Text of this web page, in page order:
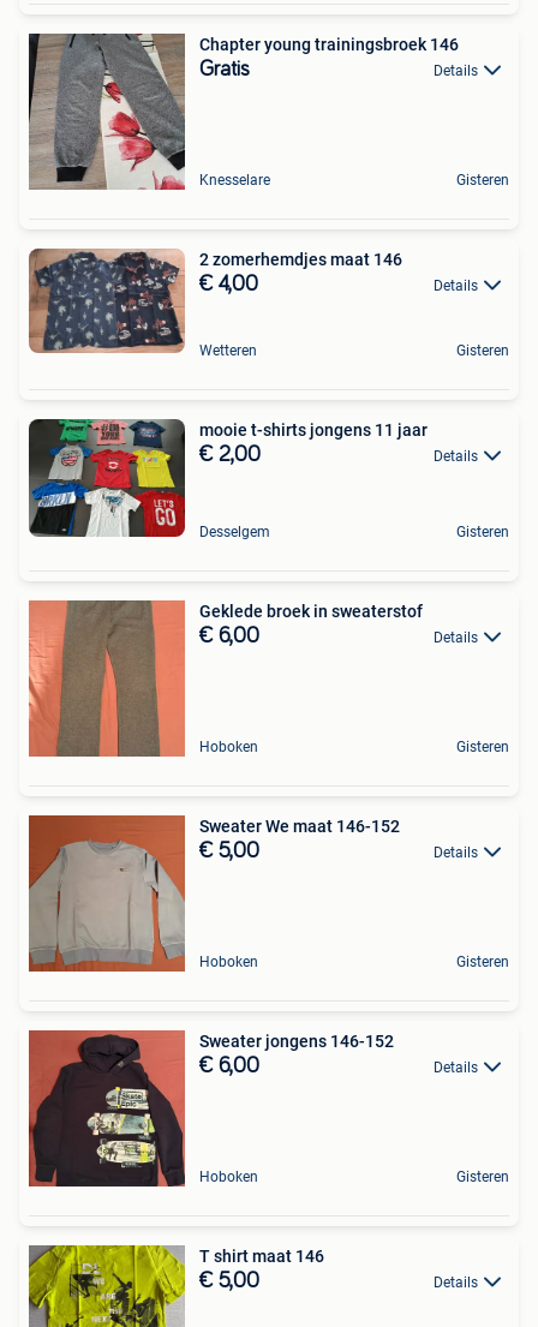
Chapter young trainingsbroek 146
Gratis Details
Knesselare Gisteren
2 zomerhemdjes maat 146
€ 4,00 Details
Wetteren Gisteren
mooie t-shirts jongens 11 jaar
€ 2,00 Details
Desselgem Gisteren
Geklede broek in sweaterstof
€ 6,00 Details
Hoboken Gisteren
Sweater We maat 146-152
€ 5,00 Details
Hoboken Gisteren
Sweater jongens 146-152
€ 6,00 Details
Hoboken Gisteren
T shirt maat 146
€ 5,00 Details